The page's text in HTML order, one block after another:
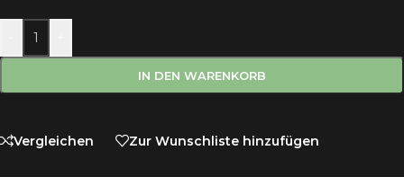
IN DEN WARENKORB
Vergleichen Zur Wunschliste hinzufügen